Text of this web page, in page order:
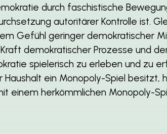
durch faschistische
autoritärer Kontrolle ist.
Gefühl geringer demokratischer
demokratischer Prozesse und
spielerisch zu erleben und zu
ein Monopoly-Spiel besitzt,
einem herkömmlichen Monopoly-